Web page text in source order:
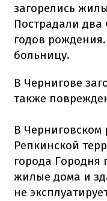
загорелись
Пострадали два
годов
больницу.
В Чернигове
также
В Черниговском
Репкинской
города
жилые дома и
не